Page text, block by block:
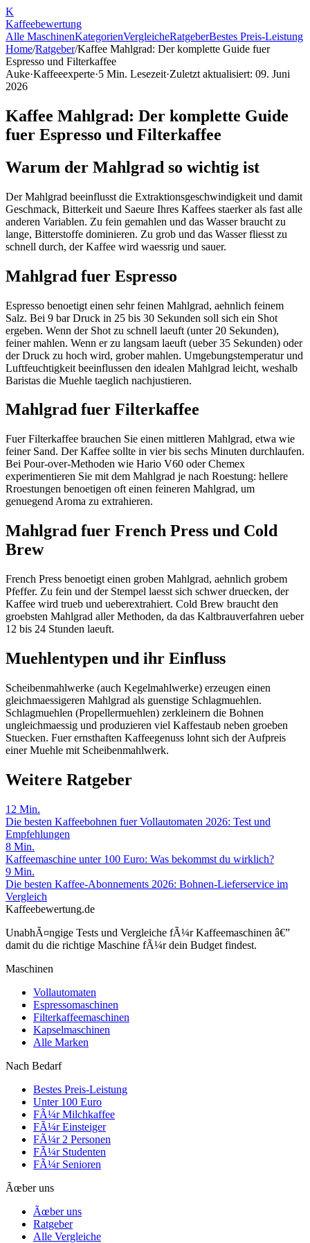
K
Kaffeebewertung
Alle MaschinenKategorienVergleicheRatgeberBestes Preis-Leistung
Home/Ratgeber/Kaffee Mahlgrad: Der komplette Guide fuer
Espresso und Filterkaffee
Auke·Kaffeeexperte·5 Min. Lesezeit·Zuletzt aktualisiert: 09. Juni
2026
Kaffee Mahlgrad: Der komplette Guide
fuer Espresso und Filterkaffee
Warum der Mahlgrad so wichtig ist
Der Mahlgrad beeinflusst die Extraktionsgeschwindigkeit und damit
Geschmack, Bitterkeit und Saeure Ihres Kaffees staerker als fast alle
anderen Variablen. Zu fein gemahlen und das Wasser braucht zu
lange, Bitterstoffe dominieren. Zu grob und das Wasser fliesst zu
schnell durch, der Kaffee wird waessrig und sauer.
Mahlgrad fuer Espresso
Espresso benoetigt einen sehr feinen Mahlgrad, aehnlich feinem
Salz. Bei 9 bar Druck in 25 bis 30 Sekunden soll sich ein Shot
ergeben. Wenn der Shot zu schnell laeuft (unter 20 Sekunden),
feiner mahlen. Wenn er zu langsam laeuft (ueber 35 Sekunden) oder
der Druck zu hoch wird, grober mahlen. Umgebungstemperatur und
Luftfeuchtigkeit beeinflussen den idealen Mahlgrad leicht, weshalb
Baristas die Muehle taeglich nachjustieren.
Mahlgrad fuer Filterkaffee
Fuer Filterkaffee brauchen Sie einen mittleren Mahlgrad, etwa wie
feiner Sand. Der Kaffee sollte in vier bis sechs Minuten durchlaufen.
Bei Pour-over-Methoden wie Hario V60 oder Chemex
experimentieren Sie mit dem Mahlgrad je nach Roestung: hellere
Rroestungen benoetigen oft einen feineren Mahlgrad, um
genuegend Aroma zu extrahieren.
Mahlgrad fuer French Press und Cold
Brew
French Press benoetigt einen groben Mahlgrad, aehnlich grobem
Pfeffer. Zu fein und der Stempel laesst sich schwer druecken, der
Kaffee wird trueb und ueberextrahiert. Cold Brew braucht den
groebsten Mahlgrad aller Methoden, da das Kaltbrauverfahren ueber
12 bis 24 Stunden laeuft.
Muehlentypen und ihr Einfluss
Scheibenmahlwerke (auch Kegelmahlwerke) erzeugen einen
gleichmaessigeren Mahlgrad als guenstige Schlagmuehlen.
Schlagmuehlen (Propellermuehlen) zerkleinern die Bohnen
ungleichmaessig und produzieren viel Kaffestaub neben groeben
Stuecken. Fuer ernsthaften Kaffeegenuss lohnt sich der Aufpreis
einer Muehle mit Scheibenmahlwerk.
Weitere Ratgeber
12 Min.
Die besten Kaffeebohnen fuer Vollautomaten 2026: Test und
Empfehlungen
8 Min.
Kaffeemaschine unter 100 Euro: Was bekommst du wirklich?
9 Min.
Die besten Kaffee-Abonnements 2026: Bohnen-Lieferservice im
Vergleich
Kaffeebewertung.de
UnabhÃ¤ngige Tests und Vergleiche fÃ¼r Kaffeemaschinen â€”
damit du die richtige Maschine fÃ¼r dein Budget findest.
Maschinen
Vollautomaten
Espressomaschinen
Filterkaffeemaschinen
Kapselmaschinen
Alle Marken
Nach Bedarf
Bestes Preis-Leistung
Unter 100 Euro
FÃ¼r Milchkaffee
FÃ¼r Einsteiger
FÃ¼r 2 Personen
FÃ¼r Studenten
FÃ¼r Senioren
Ãœber uns
Ãœber uns
Ratgeber
Alle Vergleiche